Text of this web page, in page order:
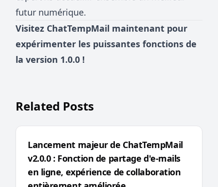
futur numérique.
Visitez ChatTempMail maintenant pour
expérimenter les puissantes fonctions de
la version 1.0.0 !
Related Posts
Lancement majeur de ChatTempMail
v2.0.0 : Fonction de partage d'e-mails
en ligne, expérience de collaboration